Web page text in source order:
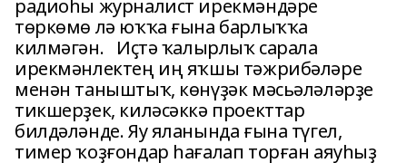
радиоһы журналист ирекмәндәре
төркөмө лә юҡҡа ғына барлыҡҡа
килмәгән. Иҫтә ҡалырлыҡ сарала
ирекмәнлектең иң яҡшы тәжрибәләре
менән таныштыҡ, көнүҙәк мәсьәләләрҙе
тикшерҙек, киләсәккә проекттар
билдәләнде. Яу яланында ғына түгел,
тимер ҡоҙғондар һағалап торған аяуһыҙ